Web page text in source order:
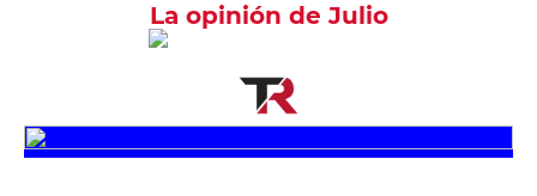
La opinión de Julio